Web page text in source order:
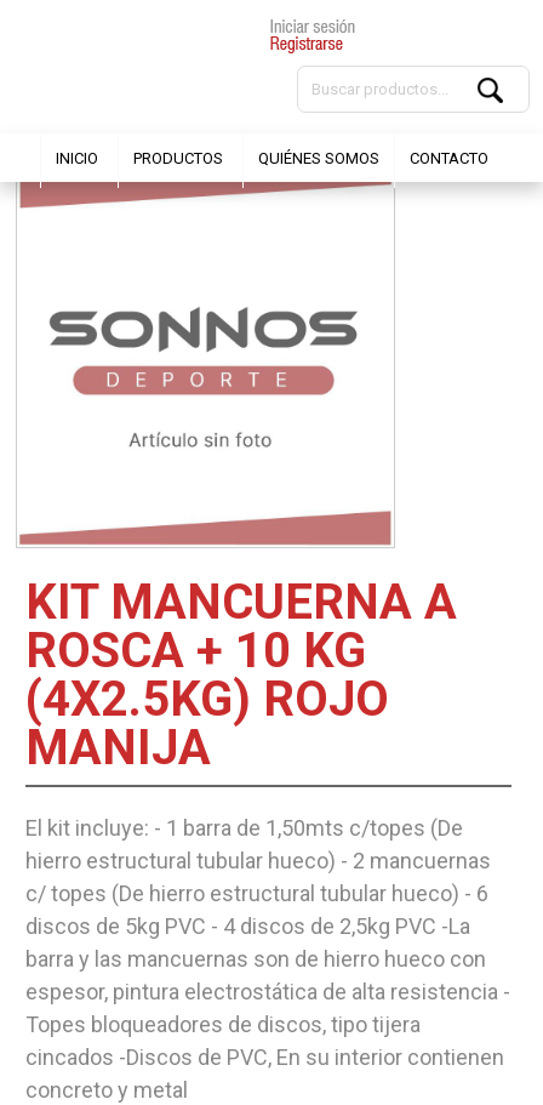
INICIO PRODUCTOS QUIÉNES SOMOS CONTACTO
KIT MANCUERNA A
ROSCA + 10 KG
(4X2.5KG) ROJO
MANIJA
El kit incluye: - 1 barra de 1,50mts c/topes (De
hierro estructural tubular hueco) - 2 mancuernas
c/ topes (De hierro estructural tubular hueco) - 6
discos de 5kg PVC - 4 discos de 2,5kg PVC -La
barra y las mancuernas son de hierro hueco con
espesor, pintura electrostática de alta resistencia -
Topes bloqueadores de discos, tipo tijera
cincados -Discos de PVC, En su interior contienen
concreto y metal